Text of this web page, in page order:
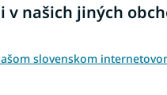
v našich jiných
slovenskom